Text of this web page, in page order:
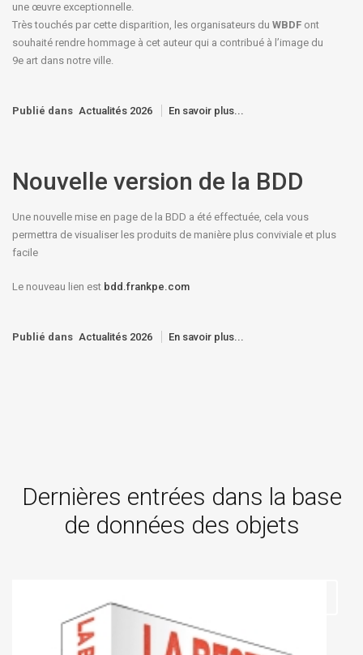
une œuvre exceptionnelle.
Très touchés par cette disparition, les organisateurs du WBDF ont
souhaité rendre hommage à cet auteur qui a contribué à l’image du
9e art dans notre ville.
Publié dans Actualités 2026 En savoir plus...
Nouvelle version de la BDD
Une nouvelle mise en page de la BDD a été effectuée, cela vous
permettra de visualiser les produits de manière plus conviviale et plus
facile
Le nouveau lien est bdd.frankpe.com
Publié dans Actualités 2026 En savoir plus...
Dernières entrées dans la base
de données des objets